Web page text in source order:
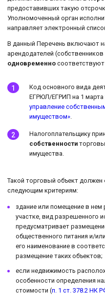
предоставивших такую
Уполномоченный орган
направляет электронный
В данный Перечень включают
арендодателей
одновременно
Код основного вида
ЕГРЮЛ/ЕГРИП на 1 марта
управление
имуществом».
Налогоплательщику
собственности
имущества.
Такой торговый объект должен
следующим критериям:
здание или помещение в
участке, вид разрешенного
предусматривает
общественного питания и/
его наименование в
размещение таких объектов;
если недвижимость
особенности определения
стоимости (п. 1 ст. 378.2 НК